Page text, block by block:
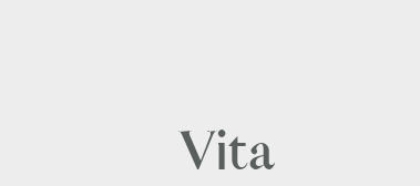
Vita